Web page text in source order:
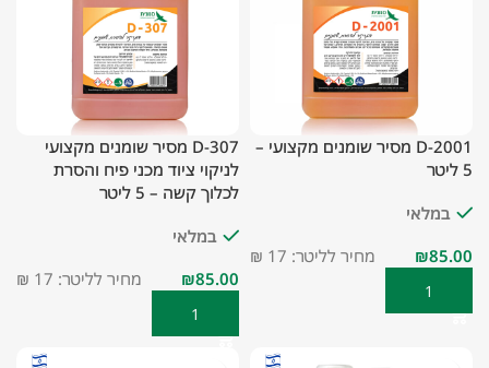
D-2001 מסיר שומנים מקצועי –
5 ליטר
במלאי
₪
מחיר לליטר: 17 ₪
הוספה לסל
D-307 מסיר שומנים מקצועי
לניקוי ציוד מכני פיח והסרת
לכלוך קשה – 5 ליטר
במלאי
₪
מחיר לליטר: 17 ₪
הוספה לסל